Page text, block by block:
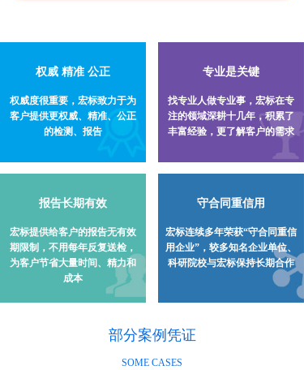
权威 精准 公正
权威度很重要，宏标致力于为
客户提供更权威、精准、公正
的检测、报告
专业是关键
找专业人做专业事，宏标在专
注的领域深耕十几年，积累了
丰富经验，更了解客户的需求
报告长期有效
宏标提供给客户的报告无有效
期限制，不用每年反复送检，
为客户节省大量时间、精力和
成本
守合同重信用
宏标连续多年荣获“守合同重信
用企业”，较多知名企业单位、
科研院校与宏标保持长期合作
部分案例凭证
SOME CASES